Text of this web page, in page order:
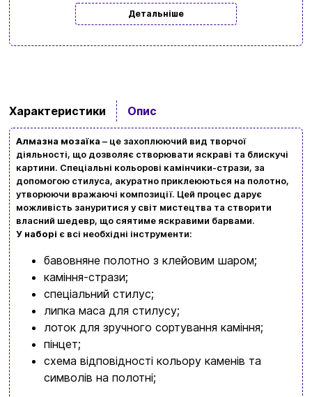
Детальніше
Характеристики Опис
Алмазна мозаїка – це захоплюючий вид творчої
діяльності, що дозволяє створювати яскраві та блискучі
картини. Спеціальні кольорові камінчики-стрази, за
допомогою стилуса, акуратно приклеюються на полотно,
утворюючи вражаючі композиції. Цей процес дарує
можливість зануритися у світ мистецтва та створити
власний шедевр, що сяятиме яскравими барвами.
У наборі є всі необхідні інструменти:
бавовняне полотно з клейовим шаром;
каміння-стрази;
спеціальний стилус;
липка маса для стилусу;
лоток для зручного сортування каміння;
пінцет;
схема відповідності кольору каменів та
символів на полотні;
Новини та статті
Повернення та обмін товарів
Політика конфіденційності
Контакти
+380996393746
+380634324164
Замовити дзвінок
kubix.boardgames@gmail.com
UA
Ваш кошик зараз порожній
Перегляньте асортимент нашого магазину і ви
обовʼязково знайдете щось цікавеньке